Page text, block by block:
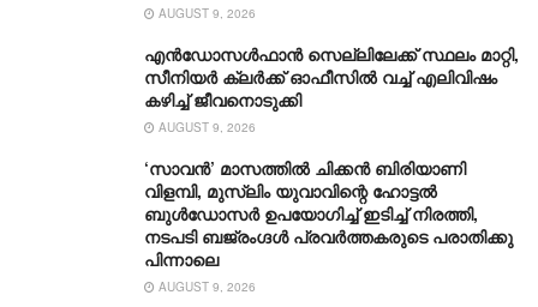
AUGUST 9, 2026
എൻഡോസൾഫാൻ സെല്ലിലേക്ക് സ്ഥലം മാറ്റി,
സീനിയർ ക്ലർക്ക് ഓഫീസിൽ വച്ച് എലിവിഷം
കഴിച്ച് ജീവനൊടുക്കി
AUGUST 9, 2026
‘സാവന്‍’ മാസത്തില്‍ ചിക്കന്‍ ബിരിയാണി
വിളമ്പി, മുസ്ലിം യുവാവിന്റെ ഹോട്ടല്‍
ബുൾഡോസർ ഉപയോഗിച്ച് ഇടിച്ച് നിരത്തി,
നടപടി ബജ്‌രംഗ്ദള്‍ പ്രവര്‍ത്തകരുടെ പരാതിക്കു
പിന്നാലെ
AUGUST 9, 2026